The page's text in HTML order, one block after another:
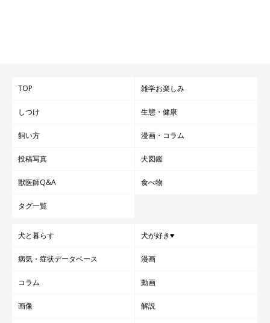
「いつも横にいてくれる」
していて、楽しい」
TOP 雑学お楽しみ
しつけ 生態・健康
飼い方 漫画・コラム
投稿写真 犬図鑑
獣医師Q&A 食べ物
タグ一覧
犬と暮らす 犬が好き♥
病気・症状データベース 漫画
コラム 動画
画像 解説